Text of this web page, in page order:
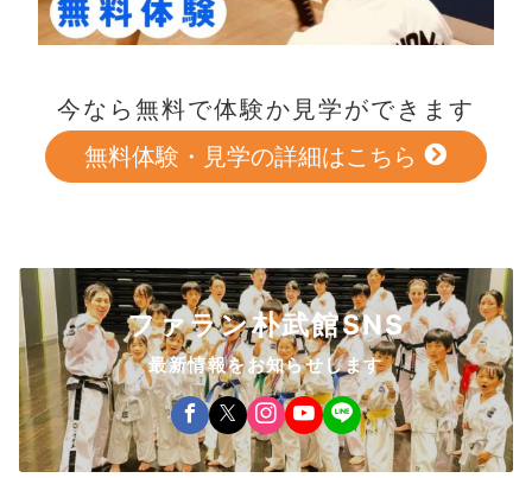
今なら無料で体験か見学ができます
無料体験・見学の詳細はこちら
ファラン朴武館SNS
最新情報をお知らせします